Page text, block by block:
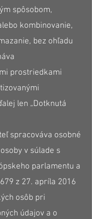
spôsobom,
kombinovanie,
bez ohľadu
prostriedkami
len „Dotknutá
spracováva osobné
v súlade s
parlamentu a
z 27. apríla 2016
osôb pri
údajov a o